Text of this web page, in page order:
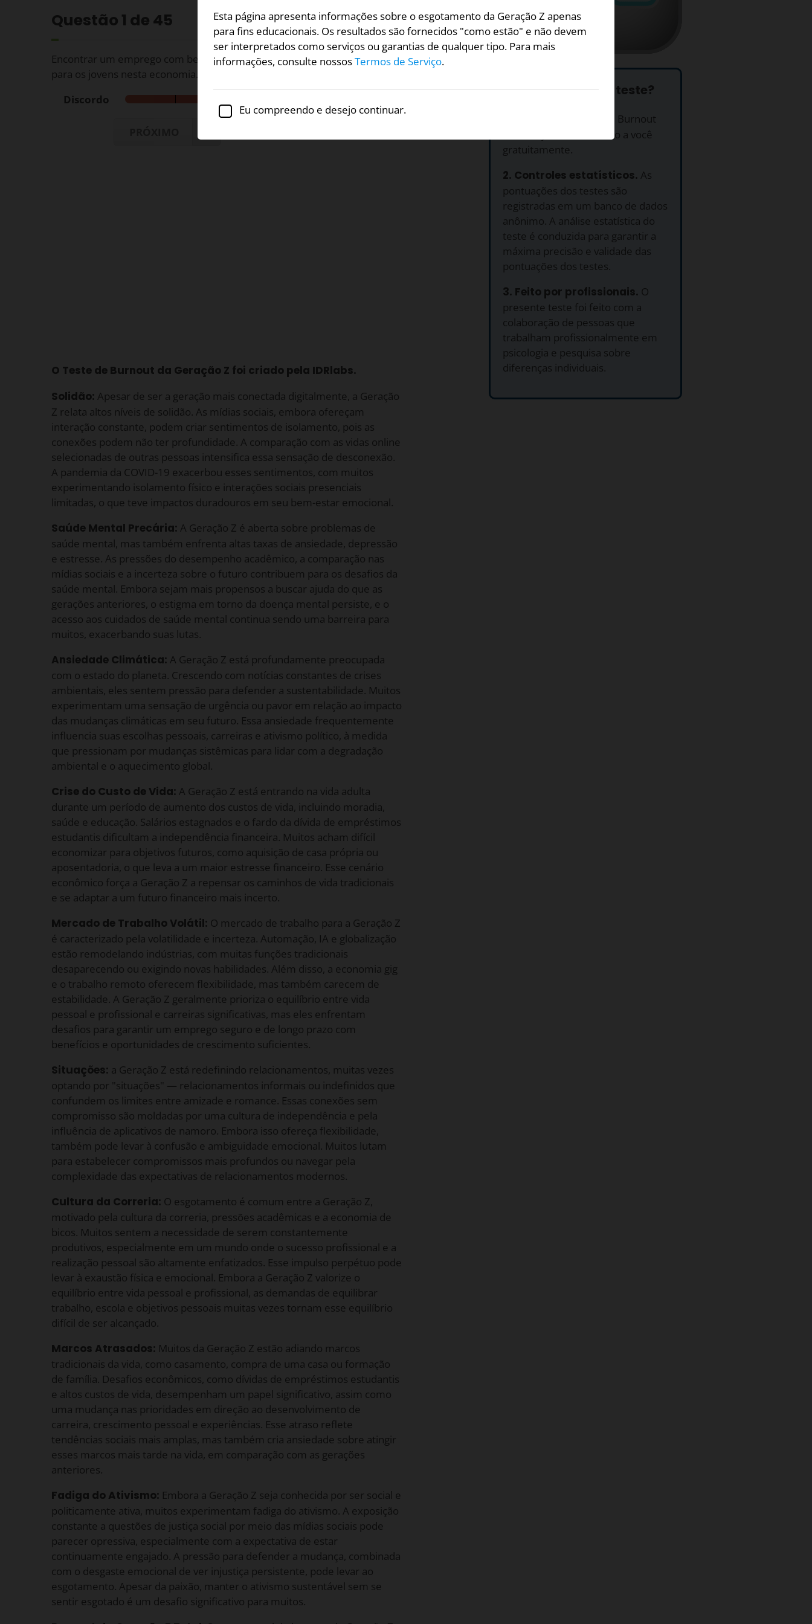
Questão 1 de 45
Encontrar um emprego com benefícios adequados parece fora de alcance
para os jovens nesta economia.
Discordo
O Teste de Burnout da Geração Z foi criado pela IDRlabs.
Solidão: Apesar de ser a geração mais conectada digitalmente, a Geração
Z relata altos níveis de solidão. As mídias sociais, embora ofereçam
interação constante, podem criar sentimentos de isolamento, pois as
conexões podem não ter profundidade. A comparação com as vidas online
selecionadas de outras pessoas intensifica essa sensação de desconexão.
A pandemia da COVID-19 exacerbou esses sentimentos, com muitos
experimentando isolamento físico e interações sociais presenciais
limitadas, o que teve impactos duradouros em seu bem-estar emocional.
Saúde Mental Precária: A Geração Z é aberta sobre problemas de
saúde mental, mas também enfrenta altas taxas de ansiedade, depressão
e estresse. As pressões do desempenho acadêmico, a comparação nas
mídias sociais e a incerteza sobre o futuro contribuem para os desafios da
saúde mental. Embora sejam mais propensos a buscar ajuda do que as
gerações anteriores, o estigma em torno da doença mental persiste, e o
acesso aos cuidados de saúde mental continua sendo uma barreira para
muitos, exacerbando suas lutas.
Ansiedade Climática: A Geração Z está profundamente preocupada
com o estado do planeta. Crescendo com notícias constantes de crises
ambientais, eles sentem pressão para defender a sustentabilidade. Muitos
experimentam uma sensação de urgência ou pavor em relação ao impacto
das mudanças climáticas em seu futuro. Essa ansiedade frequentemente
influencia suas escolhas pessoais, carreiras e ativismo político, à medida
que pressionam por mudanças sistêmicas para lidar com a degradação
ambiental e o aquecimento global.
Crise do Custo de Vida: A Geração Z está entrando na vida adulta
durante um período de aumento dos custos de vida, incluindo moradia,
saúde e educação. Salários estagnados e o fardo da dívida de empréstimos
estudantis dificultam a independência financeira. Muitos acham difícil
economizar para objetivos futuros, como aquisição de casa própria ou
aposentadoria, o que leva a um maior estresse financeiro. Esse cenário
econômico força a Geração Z a repensar os caminhos de vida tradicionais
e se adaptar a um futuro financeiro mais incerto.
Mercado de Trabalho Volátil: O mercado de trabalho para a Geração Z
é caracterizado pela volatilidade e incerteza. Automação, IA e globalização
estão remodelando indústrias, com muitas funções tradicionais
desaparecendo ou exigindo novas habilidades. Além disso, a economia gig
e o trabalho remoto oferecem flexibilidade, mas também carecem de
estabilidade. A Geração Z geralmente prioriza o equilíbrio entre vida
pessoal e profissional e carreiras significativas, mas eles enfrentam
desafios para garantir um emprego seguro e de longo prazo com
benefícios e oportunidades de crescimento suficientes.
Situações: a Geração Z está redefinindo relacionamentos, muitas vezes
optando por "situações" — relacionamentos informais ou indefinidos que
confundem os limites entre amizade e romance. Essas conexões sem
compromisso são moldadas por uma cultura de independência e pela
influência de aplicativos de namoro. Embora isso ofereça flexibilidade,
também pode levar à confusão e ambiguidade emocional. Muitos lutam
para estabelecer compromissos mais profundos ou navegar pela
complexidade das expectativas de relacionamentos modernos.
Cultura da Correria: O esgotamento é comum entre a Geração Z,
motivado pela cultura da correria, pressões acadêmicas e a economia de
bicos. Muitos sentem a necessidade de serem constantemente
produtivos, especialmente em um mundo onde o sucesso profissional e a
realização pessoal são altamente enfatizados. Esse impulso perpétuo pode
levar à exaustão física e emocional. Embora a Geração Z valorize o
equilíbrio entre vida pessoal e profissional, as demandas de equilibrar
trabalho, escola e objetivos pessoais muitas vezes tornam esse equilíbrio
difícil de ser alcançado.
Marcos Atrasados: Muitos da Geração Z estão adiando marcos
tradicionais da vida, como casamento, compra de uma casa ou formação
de família. Desafios econômicos, como dívidas de empréstimos estudantis
e altos custos de vida, desempenham um papel significativo, assim como
uma mudança nas prioridades em direção ao desenvolvimento de
carreira, crescimento pessoal e experiências. Esse atraso reflete
tendências sociais mais amplas, mas também cria ansiedade sobre atingir
esses marcos mais tarde na vida, em comparação com as gerações
anteriores.
Fadiga do Ativismo: Embora a Geração Z seja conhecida por ser social e
politicamente ativa, muitos experimentam fadiga do ativismo. A exposição
constante a questões de justiça social por meio das mídias sociais pode
parecer opressiva, especialmente com a expectativa de estar
continuamente engajado. A pressão para defender a mudança, combinada
com o desgaste emocional de ver injustiça persistente, pode levar ao
esgotamento. Apesar da paixão, manter o ativismo sustentável sem se
sentir esgotado é um desafio significativo para muitos.
Por que fazer este teste?
O Teste de Burnout
da Geração Z é fornecido a você
gratuitamente.
2. Controles estatísticos. As
pontuações dos testes são
registradas em um banco de dados
anônimo. A análise estatística do
teste é conduzida para garantir a
máxima precisão e validade das
pontuações dos testes.
3. Feito por profissionais. O
presente teste foi feito com a
colaboração de pessoas que
trabalham profissionalmente em
psicologia e pesquisa sobre
diferenças individuais.
Esta página apresenta informações sobre o esgotamento da Geração Z apenas
para fins educacionais. Os resultados são fornecidos "como estão" e não devem
ser interpretados como serviços ou garantias de qualquer tipo. Para mais
informações, consulte nossosTermos de Serviço.
Eu compreendo e desejo continuar.